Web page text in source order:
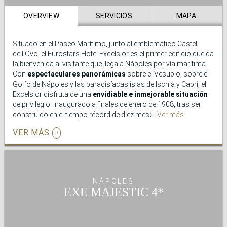
OVERVIEW SERVICIOS MAPA
Situado en el Paseo Marítimo, junto al emblemático Castel
dell’Ovo, el Eurostars Hotel Excelsior es el primer edificio que da
la bienvenida al visitante que llega a Nápoles por vía marítima.
Con espectaculares panorámicas sobre el Vesubio, sobre el
Golfo de Nápoles y las paradisíacas islas de Ischia y Capri, el
Excelsior disfruta de una envidiable e inmejorable situación
de privilegio. Inaugurado a finales de enero de 1908, tras ser
construido en el tiempo récord de diez meses, este hotel es
Suclasicismose derrama por todos los rincones del hotel:
décadas el Excelsior es el lugar predilecto para artistas,
actores, intelectuales y otras celebridades que visitan la ciudad.
Se dice en Nápoles –y no lo negamos- que el Eurostars Hotel
Ver más
VER MÁS
NÁPOLES
EXE MAJESTIC